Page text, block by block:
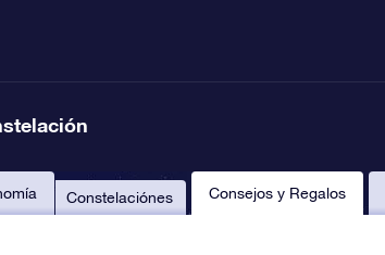
Constelaciónes Consejos y Regalos